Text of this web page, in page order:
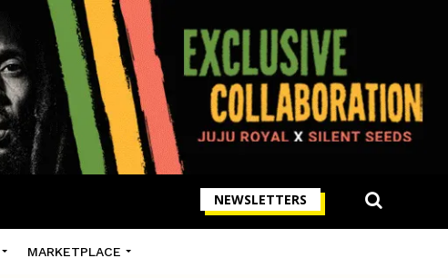
NEWSLETTERS
MARKETPLACE